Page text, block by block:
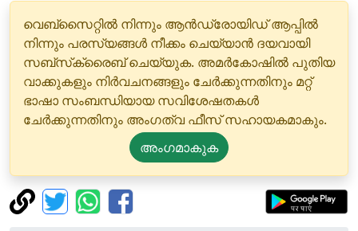
വെബ്‌സൈറ്റിൽ നിന്നും ആൻഡ്രോയിഡ് ആപ്പിൽ
നിന്നും പരസ്യങ്ങൾ നീക്കം ചെയ്യാൻ ദയവായി
സബ്‌സ്‌ക്രൈബ് ചെയ്യുക. അമർകോഷിൽ പുതിയ
വാക്കുകളും നിർവചനങ്ങളും ചേർക്കുന്നതിനും മറ്റ്
ഭാഷാ സംബന്ധിയായ സവിശേഷതകൾ
ചേർക്കുന്നതിനും അംഗത്വ ഫീസ് സഹായകമാകും.
അംഗമാകുക